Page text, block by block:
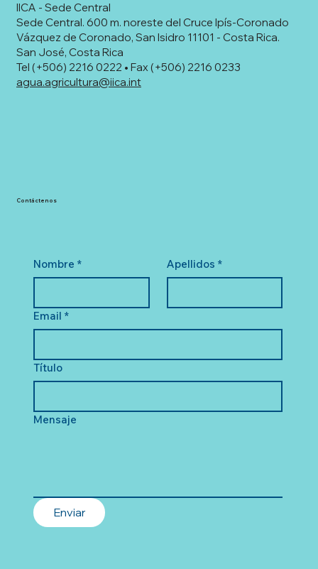
IICA - Sede Central
Sede Central. 600 m. noreste del Cruce Ipís-Coronado
Vázquez de Coronado, San Isidro 11101 - Costa Rica.
San José, Costa Rica
Tel (+506) 2216 0222 • Fax (+506) 2216 0233
agua.agricultura@iica.int
Nombre * Apellidos *
Email *
Título
Mensaje
Enviar
Contáctenos